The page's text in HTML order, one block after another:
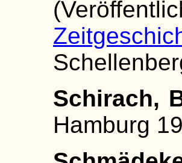
Schirach,
Hamburg